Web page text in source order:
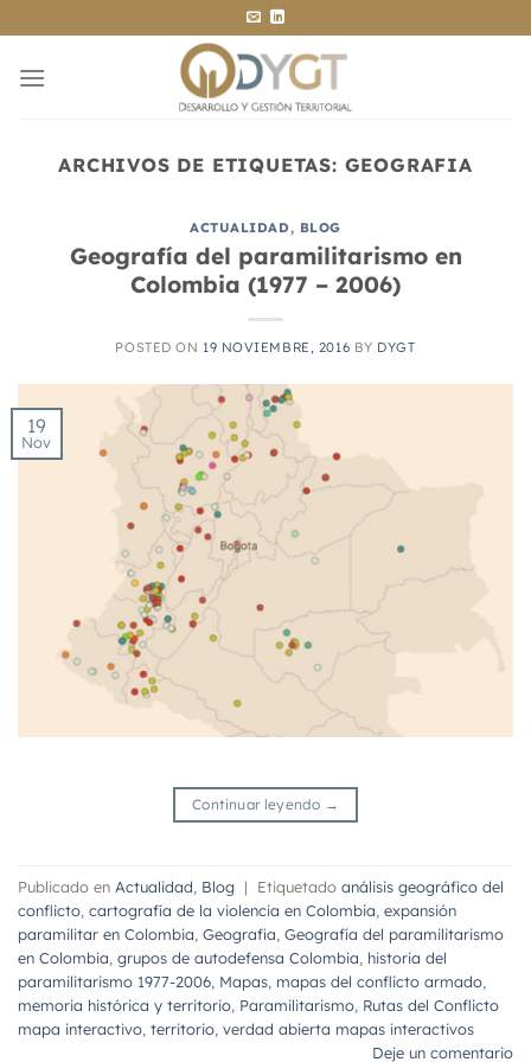
al
contenido
ARCHIVOS DE ETIQUETAS: GEOGRAFIA
ACTUALIDAD, BLOG
Geografía del paramilitarismo en
Colombia (1977 – 2006)
POSTED ON 19 NOVIEMBRE, 2016 BY DYGT
19
Nov
Continuar leyendo →
Publicado en Actualidad Blog | Etiquetado análisis geográfico del
conflicto cartografía de la violencia en Colombia expansión
paramilitar en Colombia Geografia Geografía del paramilitarismo
en Colombia grupos de autodefensa Colombia historia del
paramilitarismo 1977-2006 Mapas mapas del conflicto armado
memoria histórica y territorio Paramilitarismo Rutas del Conflicto
mapa interactivo territorio verdad abierta mapas interactivos
Deje un comentario